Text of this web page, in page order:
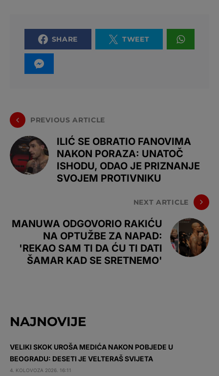
SHARE TWEET
PREVIOUS ARTICLE
ILIĆ SE OBRATIO FANOVIMA
NAKON PORAZA: UNATOČ
ISHODU, ODAO JE PRIZNANJE
SVOJEM PROTIVNIKU
NEXT ARTICLE
MANUWA ODGOVORIO RAKIĆU
NA OPTUŽBE ZA NAPAD:
'REKAO SAM TI DA ĆU TI DATI
ŠAMAR KAD SE SRETNEMO'
NAJNOVIJE
VELIKI SKOK UROŠA MEDIĆA NAKON POBJEDE U
BEOGRADU: DESETI JE VELTERAŠ SVIJETA
4. KOLOVOZA 2026. 16:11